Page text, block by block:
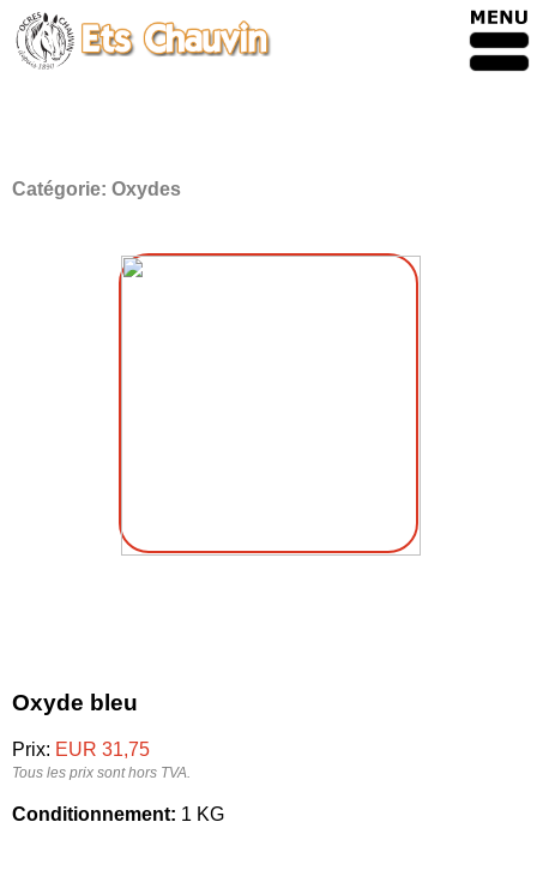
Catégorie: Oxydes
Oxyde bleu
Prix: EUR 31,75
Tous les prix sont hors TVA.
Conditionnement: 1 KG